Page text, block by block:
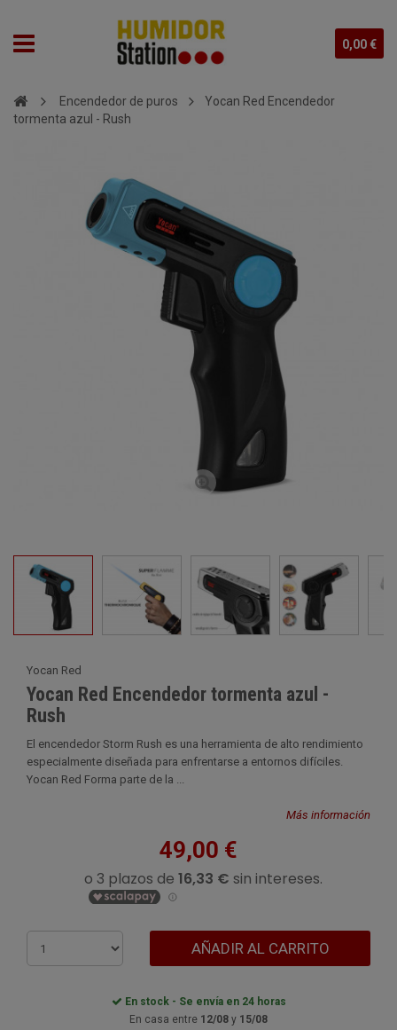
0,00 €
Encendedor de puros
Yocan Red Encendedor
tormenta azul - Rush
Yocan Red
Yocan Red Encendedor tormenta azul -
Rush
El encendedor Storm Rush es una herramienta de alto rendimiento
especialmente diseñada para enfrentarse a entornos difíciles.
Yocan Red Forma parte de la ...
Más información
49,00 €
AÑADIR AL CARRITO
En stock - Se envía en 24 horas
En casa entre 12/08 y 15/08